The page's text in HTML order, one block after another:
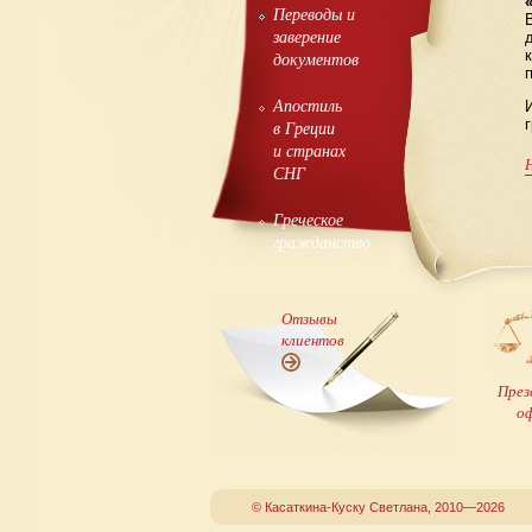
Переводы и
заверение
документов
Апостиль
в Греции
и странах
СНГ
Греческое
гражданство
Отзывы
клиентов
© Касаткина-Куску Светлана, 2010—2026